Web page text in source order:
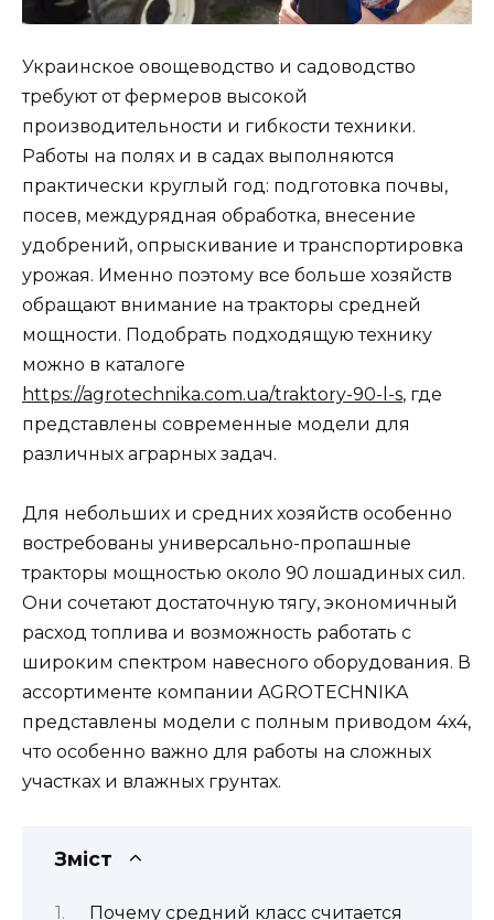
Украинское овощеводство и садоводство
требуют от фермеров высокой
производительности и гибкости техники.
Работы на полях и в садах выполняются
практически круглый год: подготовка почвы,
посев, междурядная обработка, внесение
удобрений, опрыскивание и транспортировка
урожая. Именно поэтому все больше хозяйств
обращают внимание на тракторы средней
мощности. Подобрать подходящую технику
можно в каталоге
https://agrotechnika.com.ua/traktory-90-l-s, где
представлены современные модели для
различных аграрных задач.
Для небольших и средних хозяйств особенно
востребованы универсально-пропашные
тракторы мощностью около 90 лошадиных сил.
Они сочетают достаточную тягу, экономичный
расход топлива и возможность работать с
широким спектром навесного оборудования. В
ассортименте компании AGROTECHNIKA
представлены модели с полным приводом 4х4,
что особенно важно для работы на сложных
участках и влажных грунтах.
Зміст
Почему средний класс считается